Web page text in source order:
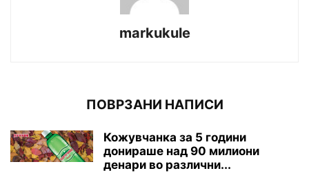
markukule
ПОВРЗАНИ НАПИСИ
Кожувчанка за 5 години
донираше над 90 милиони
денари во различни...